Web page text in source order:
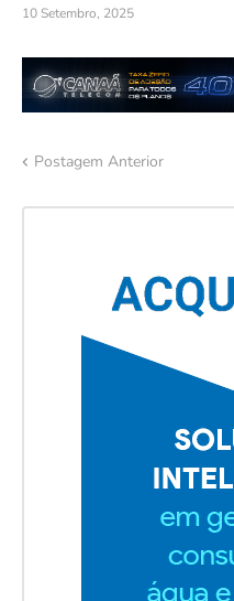
10 Setembro, 2025
Postagem Anterior